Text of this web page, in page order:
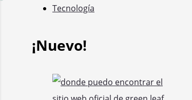
Tecnología
¡Nuevo!